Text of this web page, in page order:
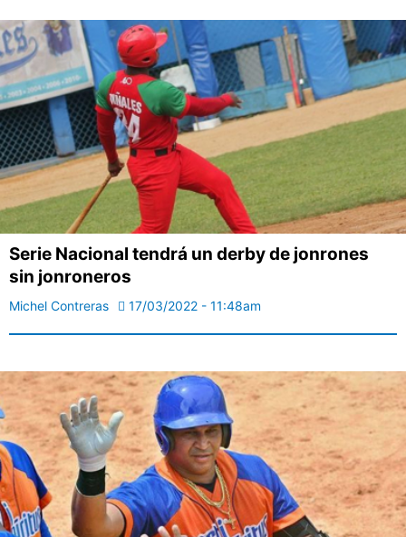
Serie Nacional tendrá un derby de jonrones
sin jonroneros
Michel Contreras 17/03/2022 - 11:48am